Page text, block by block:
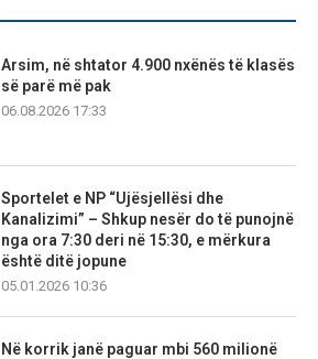
Arsim, në shtator 4.900 nxënës të klasës
së parë më pak
06.08.2026 17:33
Sportelet e NP “Ujësjellësi dhe
Kanalizimi” – Shkup nesër do të punojnë
nga ora 7:30 deri në 15:30, e mërkura
është ditë jopune
05.01.2026 10:36
Në korrik janë paguar mbi 560 milionë